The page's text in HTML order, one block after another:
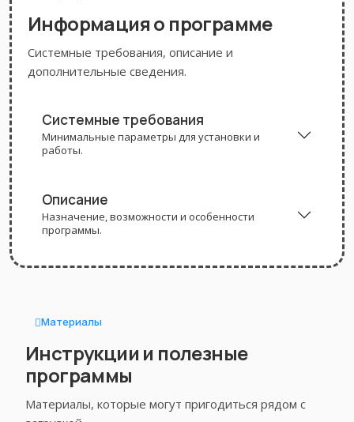
Информация о программе
Системные требования, описание и
дополнительные сведения.
Системные требования
Минимальные параметры для установки и
работы.
Описание
Назначение, возможности и особенности
программы.
Материалы
Инструкции и полезные
программы
Материалы, которые могут пригодиться рядом с